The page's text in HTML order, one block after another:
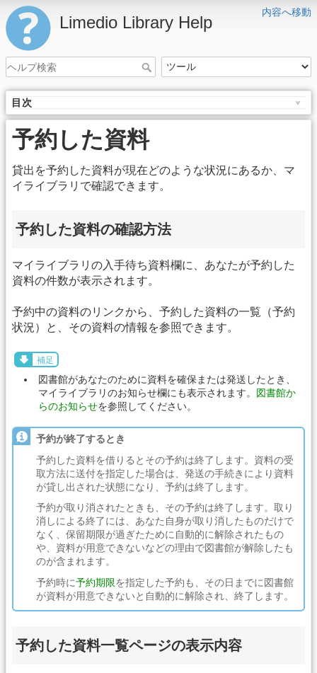
内容へ移動
Limedio Library Help
目次
予約した資料
貸出を予約した資料が現在どのような状況にあるか、マ
イライブラリで確認できます。
予約した資料の確認方法
マイライブラリの入手待ち資料欄に、あなたが予約した
資料の件数が表示されます。
予約中の資料のリンクから、予約した資料の一覧（予約
状況）と、その資料の情報を参照できます。
補足
図書館があなたのために資料を確保または発送したとき、
マイライブラリのお知らせ欄にも表示されます。 図書館か
らのお知らせを参照してください。
予約が終了するとき
予約した資料を借りるとその予約は終了します。資料の受
取方法に送付を指定した場合は、発送の手続きにより資料
が貸し出された状態になり、予約は終了します。
予約が取り消されたときも、その予約は終了します。取り
消しによる終了には、あなた自身が取り消したものだけで
なく、保留期限が過ぎたために自動的に解除されたもの
や、資料が用意できないなどの理由で図書館が解除したも
のが含まれます。
予約時に予約期限を指定した予約も、その日までに図書館
が資料が用意できないと自動的に解除され、終了します。
予約した資料一覧ページの表示内容